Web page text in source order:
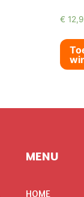
€
MENU
HOME